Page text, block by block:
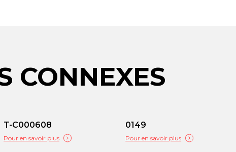
CONNEXES
T-C000608
Pour en savoir plus
0149
Pour en savoir plus